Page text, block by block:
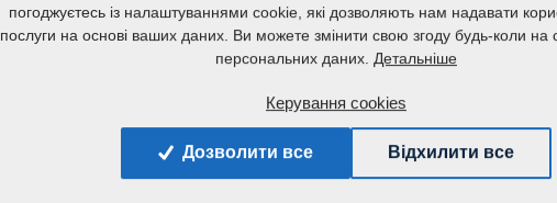
погоджуєтесь із налаштуваннями cookie, які дозволяють нам надавати
послуги на основі ваших даних. Ви можете змінити свою згоду будь-коли на
персональних даних. Детальніше
Керування cookies
Дозволити все Відхилити все